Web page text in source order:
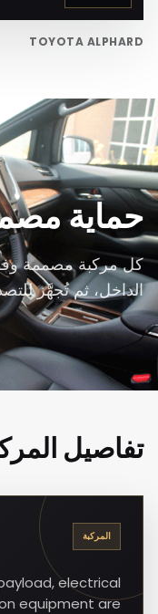
TOYOTA ALPHARD
حماية
كل مركبة مصممة
الداخل، ثم تُجهَّز
تفاصيل
المركبة
electrical
equipment are